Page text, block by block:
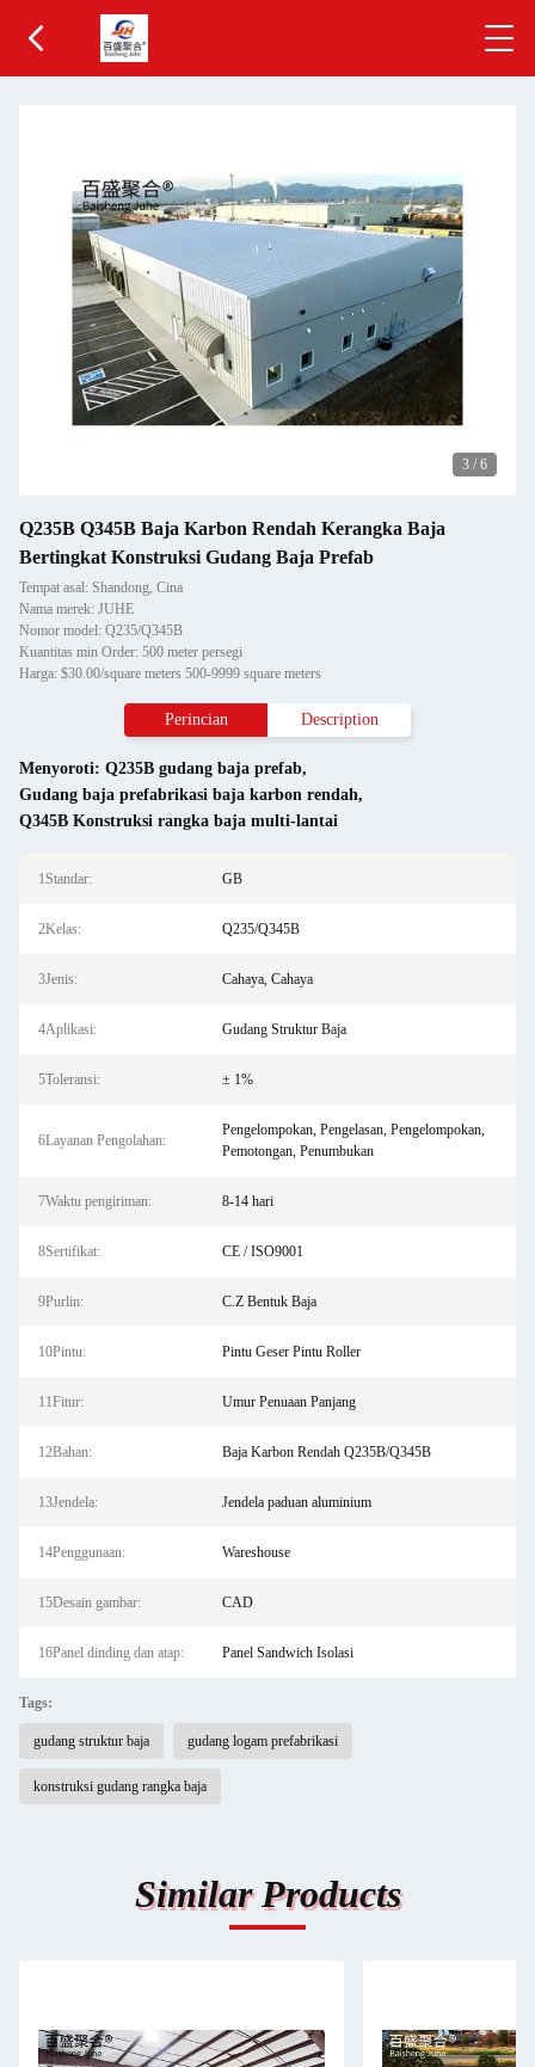
3 / 6
Q235B Q345B Baja Karbon Rendah Kerangka Baja
Bertingkat Konstruksi Gudang Baja Prefab
Tempat asal: Shandong, Cina
Nama merek: JUHE
Nomor model: Q235/Q345B
Kuantitas min Order: 500 meter persegi
Harga: $30.00/square meters 500-9999 square meters
Perincian Description
Menyoroti: Q235B gudang baja prefab,
Gudang baja prefabrikasi baja karbon rendah,
Q345B Konstruksi rangka baja multi-lantai
1Standar: GB
2Kelas: Q235/Q345B
3Jenis: Cahaya, Cahaya
4Aplikasi: Gudang Struktur Baja
5Toleransi: ± 1%
6Layanan Pengolahan:
Pengelompokan, Pengelasan, Pengelompokan,
Pemotongan, Penumbukan
7Waktu pengiriman: 8-14 hari
8Sertifikat: CE / ISO9001
9Purlin: C.Z Bentuk Baja
10Pintu: Pintu Geser Pintu Roller
11Fitur: Umur Penuaan Panjang
12Bahan: Baja Karbon Rendah Q235B/Q345B
13Jendela: Jendela paduan aluminium
14Penggunaan: Wareshouse
15Desain gambar: CAD
16Panel dinding dan atap: Panel Sandwich Isolasi
Tags:
gudang struktur baja gudang logam prefabrikasi
konstruksi gudang rangka baja
Similar Products